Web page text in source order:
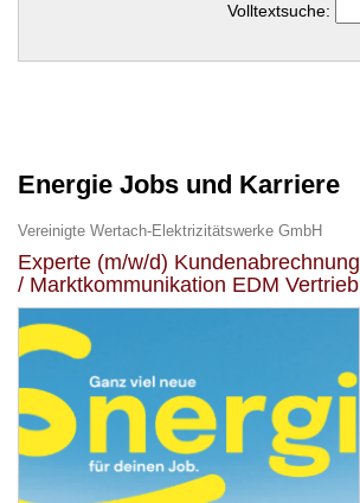
Volltextsuche:
Energie Jobs und Karriere
Vereinigte Wertach-Elektrizitätswerke GmbH
Experte (m/w/d) Kundenabrechnung
/ Marktkommunikation EDM Vertrieb